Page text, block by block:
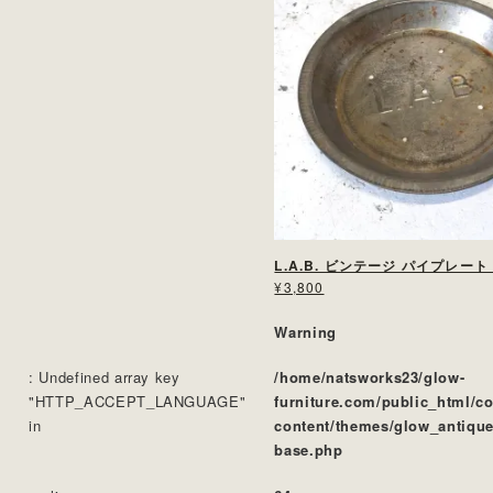
¥3,800
Warning
: Undefined array key
"HTTP_ACCEPT_LANGUAGE"
in
/home/natsworks23/glow-
furniture.com/public_html/
content/themes/
base.php